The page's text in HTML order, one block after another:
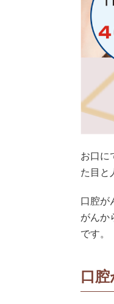
お口に
た目と
口腔が
がんか
です。
口